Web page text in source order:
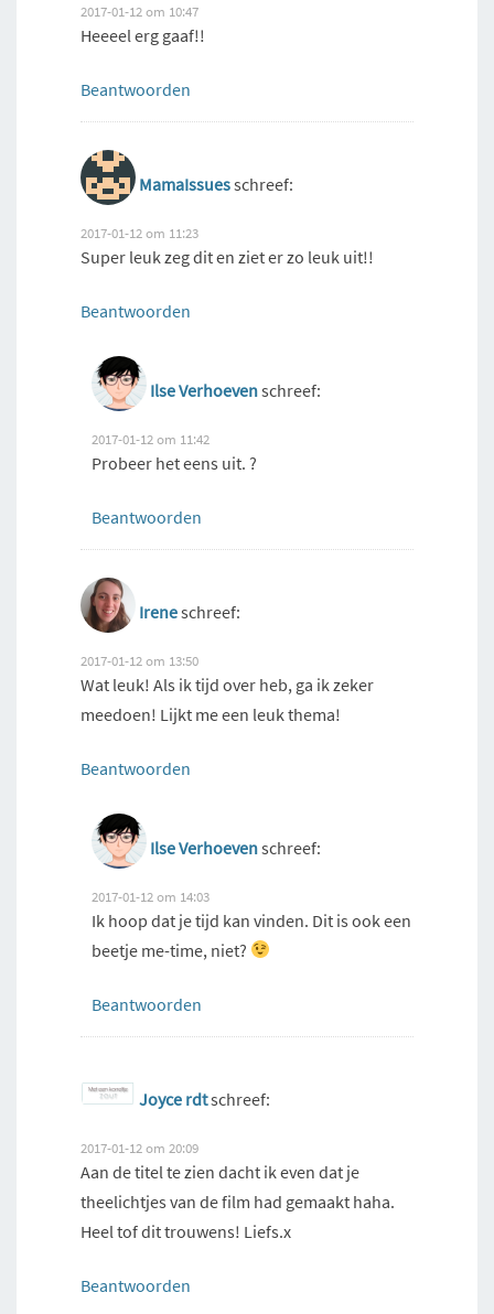
2017-01-12 om 10:47
Heeeel erg gaaf!!
Beantwoorden
MamaIssuesschreef:
2017-01-12 om 11:23
Super leuk zeg dit en ziet er zo leuk uit!!
Beantwoorden
Ilse Verhoevenschreef:
2017-01-12 om 11:42
Probeer het eens uit. ?
Beantwoorden
Ireneschreef:
2017-01-12 om 13:50
Wat leuk! Als ik tijd over heb, ga ik zeker
meedoen! Lijkt me een leuk thema!
Beantwoorden
Ilse Verhoevenschreef:
2017-01-12 om 14:03
Ik hoop dat je tijd kan vinden. Dit is ook een
beetje me-time, niet?
Beantwoorden
Joyce rdtschreef:
2017-01-12 om 20:09
Aan de titel te zien dacht ik even dat je
theelichtjes van de film had gemaakt haha.
Heel tof dit trouwens! Liefs.x
Beantwoorden